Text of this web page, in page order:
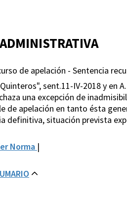
de apelación - Sentencia
sent.11-IV-2018 y
una excepción de
de apelación en tanto ésta
definitiva, situación prevista
Norma |